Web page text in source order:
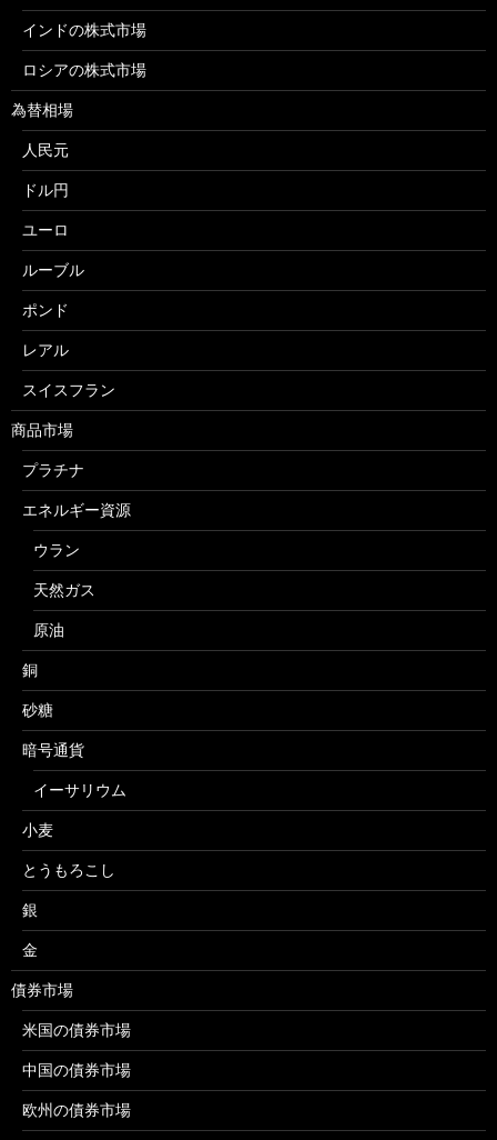
インドの株式市場
ロシアの株式市場
為替相場
人民元
ドル円
ユーロ
ルーブル
ポンド
レアル
スイスフラン
商品市場
プラチナ
エネルギー資源
ウラン
天然ガス
原油
銅
砂糖
暗号通貨
イーサリウム
小麦
とうもろこし
銀
金
債券市場
米国の債券市場
中国の債券市場
欧州の債券市場